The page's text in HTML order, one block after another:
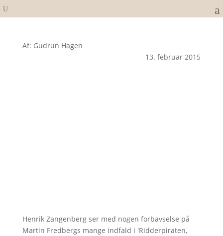
Af: Gudrun Hagen
13. februar 2015
Henrik Zangenberg ser med nogen forbavselse på
Martin Fredbergs mange indfald i 'Ridderpiraten,